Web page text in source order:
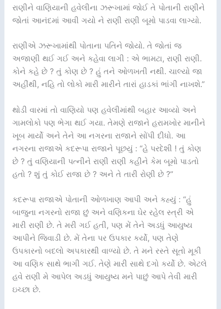
રાણીને વાણિયાની હવેલીના ઝરૂખામાં જોઈ તે પોતાની રાણીને
જોતાં આનંદમાં આવી ગયો ને રાણી રાણી બૂમો પાડવા લાગ્યો.
રાણીએ ઝરૂખામાંથી પોતાના પતિને જોયો. તે જોતાં જ
અજાણી થઈ ગઈ અને કહેવા લાગી : એ ભામટા, રાણી રાણી.
કોને કહે છે ? તું કોણ છે ? હું તને ઓળખતી નથી. ચાલ્યો જા
અહીંથી, નહિ તો લોકો મારી મારીને તારાં હાડકાં ભાંગી નાખશે.”
થોડી વારમાં તો વાણિયો પણ હવેલીમાંથી બહાર આવ્યો અને
ગામલોકો પણ ભેગા થઈ ગયા. તેમણે રાજાને હરામખોર માનીને
ખૂબ માર્યો અને તેને આ નગરના રાજાને સોંપી દીધો. આ
નગરના રાજાએ કદરૂપા રાજાને પૂછયું : “હે પરદેશી ! તું કોણ
છે ? તું વણિયાની પત્નીને રાણી રાણી કહીને કેમ બૂમો પાડતો
હતો ? શું તું કોઈ રાજા છે ? અને તે તારી રોણી છે ?”
કદરૂપા રાજાએ પોતાની ઓળખાણ આપી અને કહ્યું : “હું
બાજુના નગરનો રાજા છું અને વણિકના ઘેર રહેલ સ્ત્રી એ
મારી રાણી છે. તે મરી ગઈ હતી, પણ મેં તેને અડધું આયુષ્ય
આપીને જિવાડી છે. મેં તેના પર ઉપકાર કર્યો, પણ તેણે
ઉપકારનો બદલો અપકારથી વાળ્યો છે. તે મને રસ્તે સૂતો મૂકી
આ વણિક સાથે ભાગી ગઈ. તેણે મારી સાથે દગો કર્યો છે. એટલે
હવે રાણી મે આપેલ અડધું આયુષ્ય મને પાછું આપે તેવી મારી
ઇચ્છા છે.